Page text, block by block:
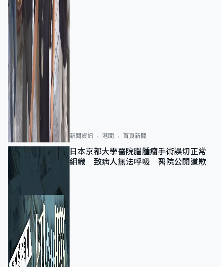
新聞資訊 港聞 首頁新聞
日本京都大學醫院腦腫瘤手術誤切正常
組織 致病人無法呼吸 醫院公開道歉